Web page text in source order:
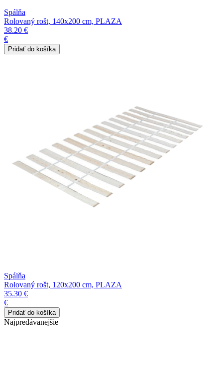
Spálňa
Rolovaný rošt, 140x200 cm, PLAZA
38.20 €
€
Spálňa
Rolovaný rošt, 120x200 cm, PLAZA
35.30 €
€
Najpredávanejšie